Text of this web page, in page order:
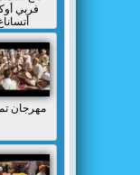
فربي
مهرجان